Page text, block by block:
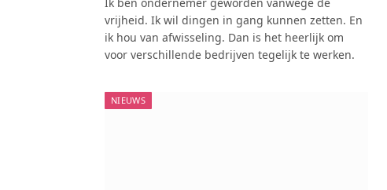
Ik ben ondernemer geworden vanwege de
vrijheid. Ik wil dingen in gang kunnen zetten. En
ik hou van afwisseling. Dan is het heerlijk om
voor verschillende bedrijven tegelijk te werken.
NIEUWS